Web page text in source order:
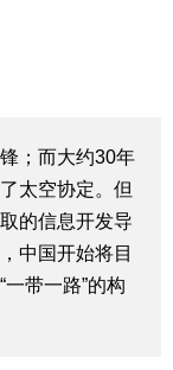
；而大约30年
太空协定。但
的信息开发导
中国开始将目
带一路”的构